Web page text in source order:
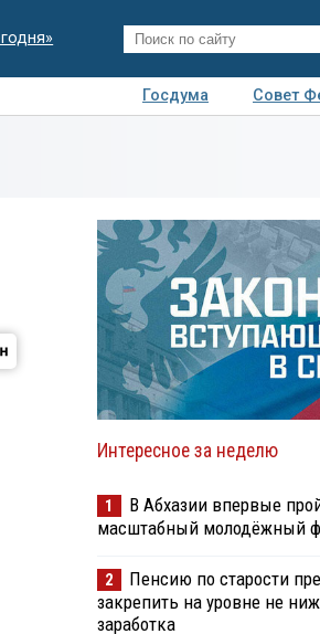
Госдума
Совет
Интересное за неделю
1
В Абхазии впервые
масштабный молодёжный
2
Пенсию по старости
закрепить на уровне не
заработка